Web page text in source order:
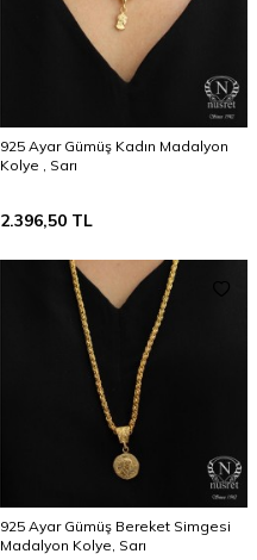
925 Ayar Gümüş Kadın Madalyon
Kolye , Sarı
2.396,50 TL
925 Ayar Gümüş Bereket Simgesi
Madalyon Kolye, Sarı